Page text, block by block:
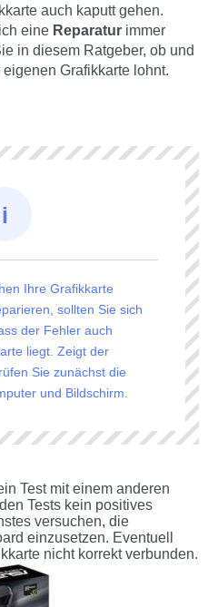
auch kaputt gehen.
eine Reparatur immer
in diesem Ratgeber, ob und
Grafikkarte lohnt.
Ihre Grafikkarte
sollten Sie sich
der Fehler auch
liegt. Zeigt der
Sie zunächst die
und Bildschirm.
Test mit einem anderen
Tests kein positives
versuchen, die
einzusetzen. Eventuell
nicht korrekt verbunden.